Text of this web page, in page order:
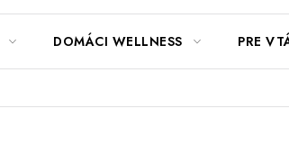
DOMÁCI WELLNESS PRE